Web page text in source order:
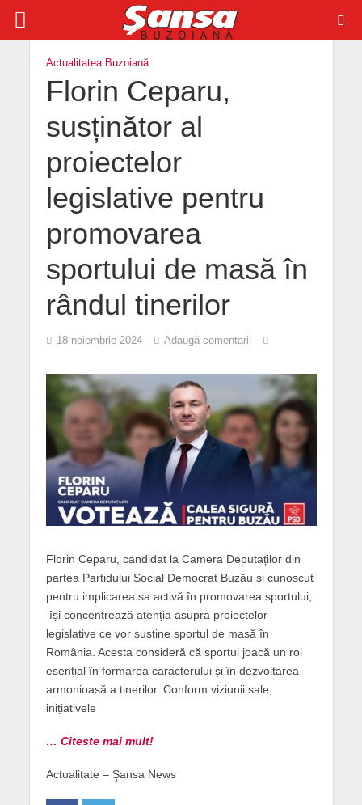
Actualitatea Buzoiană
Florin Ceparu,
susținător al
proiectelor
legislative pentru
promovarea
sportului de masă în
rândul tinerilor
18 noiembrie 2024 Adaugă comentarii
Florin Ceparu, candidat la Camera Deputaților din
partea Partidului Social Democrat Buzău și cunoscut
pentru implicarea sa activă în promovarea sportului,
își concentrează atenția asupra proiectelor
legislative ce vor susține sportul de masă în
România. Acesta consideră că sportul joacă un rol
esențial în formarea caracterului și în dezvoltarea
armonioasă a tinerilor. Conform viziunii sale,
inițiativele
… Citeste mai mult!
Actualitate – Şansa News